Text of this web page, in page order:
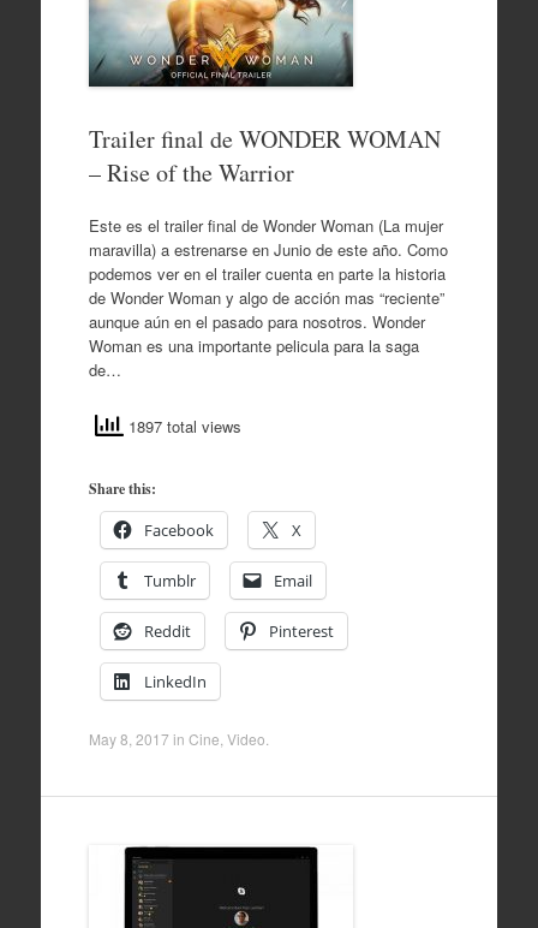
Trailer final de WONDER WOMAN
– Rise of the Warrior
Este es el trailer final de Wonder Woman (La mujer
maravilla) a estrenarse en Junio de este año. Como
podemos ver en el trailer cuenta en parte la historia
de Wonder Woman y algo de acción mas “reciente”
aunque aún en el pasado para nosotros. Wonder
Woman es una importante pelicula para la saga
de…
1897 total views
Share this:
Facebook X
Tumblr Email
Reddit Pinterest
LinkedIn
May 8, 2017 in Cine Video